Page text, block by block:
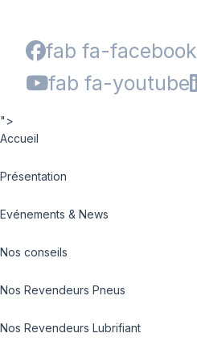
fab fa-facebook
fab fa-youtube
">
Accueil
Présentation
Evénements & News
Nos conseils
Nos Revendeurs Pneus
Nos Revendeurs Lubrifiant